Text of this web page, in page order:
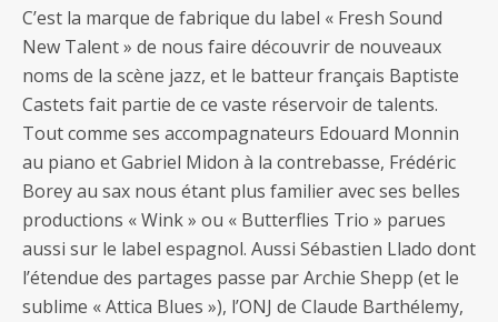
C’est la marque de fabrique du label « Fresh Sound
New Talent » de nous faire découvrir de nouveaux
noms de la scène jazz, et le batteur français Baptiste
Castets fait partie de ce vaste réservoir de talents.
Tout comme ses accompagnateurs Edouard Monnin
au piano et Gabriel Midon à la contrebasse, Frédéric
Borey au sax nous étant plus familier avec ses belles
productions « Wink » ou « Butterflies Trio » parues
aussi sur le label espagnol. Aussi Sébastien Llado dont
l’étendue des partages passe par Archie Shepp (et le
sublime « Attica Blues »), l’ONJ de Claude Barthélemy,